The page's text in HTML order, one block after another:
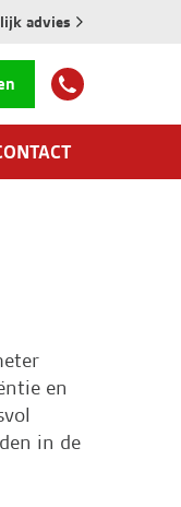
advies
en
in de